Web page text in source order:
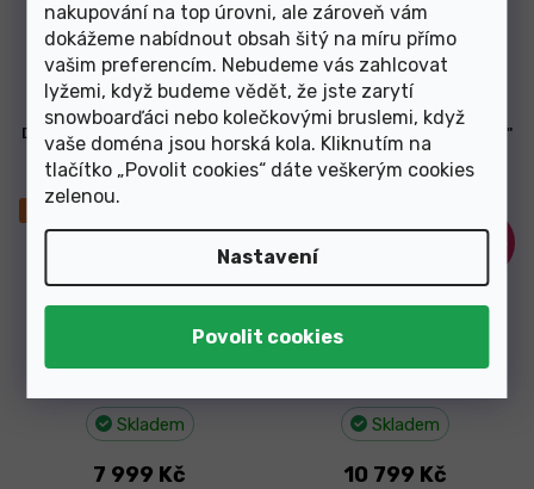
nakupování na top úrovni, ale zároveň vám
dokážeme nabídnout obsah šitý na míru přímo
vašim preferencím. Nebudeme vás zahlcovat
lyžemi, když budeme vědět, že jste zarytí
snowboarďáci nebo kolečkovými bruslemi, když
vaše doména jsou horská kola. Kliknutím na
tlačítko „Povolit cookies“ dáte veškerým cookies
zelenou.
Nastavení
Skladem
11 449 Kč
Skladem
6 749 Kč
Dětské kolo CTM Jerry 2.0 20"
matná neonovooranžová/
černá 2025
Skladem
7 999 Kč
Dětské kolo CTM Jerry 2.0 20"
matná stříbrná 11" 2026
Skladem
10 799 Kč